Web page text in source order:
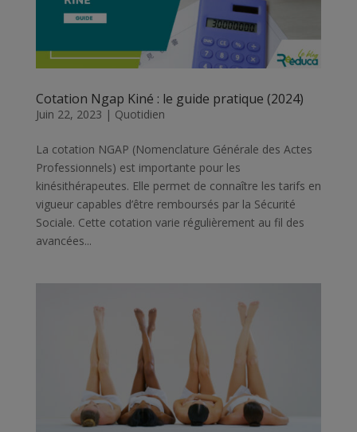
Cotation Ngap Kiné : le guide pratique (2024)
Juin 22, 2023 | Quotidien
La cotation NGAP (Nomenclature Générale des Actes
Professionnels) est importante pour les
kinésithérapeutes. Elle permet de connaître les tarifs en
vigueur capables d’être remboursés par la Sécurité
Sociale. Cette cotation varie régulièrement au fil des
avancées...